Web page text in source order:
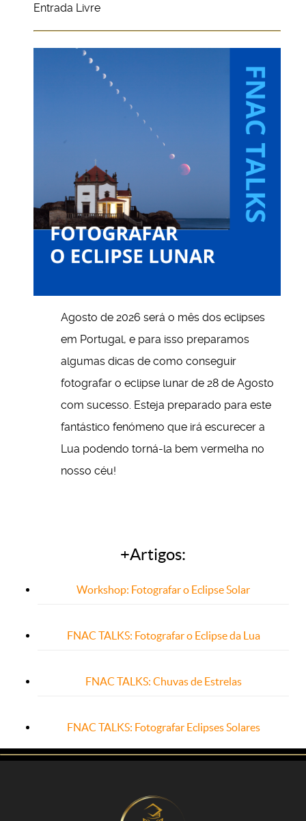
Entrada Livre
Agosto de 2026 será o mês dos eclipses
em Portugal, e para isso preparamos
algumas dicas de como conseguir
fotografar o eclipse lunar de 28 de Agosto
com sucesso. Esteja preparado para este
fantástico fenómeno que irá escurecer a
Lua podendo torná-la bem vermelha no
nosso céu!
+Artigos:
Workshop: Fotografar o Eclipse Solar
FNAC TALKS: Fotografar o Eclipse da Lua
FNAC TALKS: Chuvas de Estrelas
FNAC TALKS: Fotografar Eclipses Solares